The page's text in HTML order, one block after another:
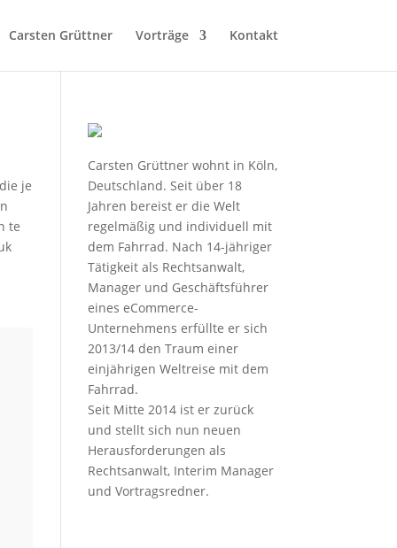
Carsten Grüttner Vorträge Kontakt
je
te
Carsten Grüttner wohnt in Köln,
Deutschland. Seit über 18
Jahren bereist er die Welt
regelmäßig und individuell mit
dem Fahrrad. Nach 14-jähriger
Tätigkeit als Rechtsanwalt,
Manager und Geschäftsführer
eines eCommerce-
Unternehmens erfüllte er sich
2013/14 den Traum einer
einjährigen Weltreise mit dem
Fahrrad.
Seit Mitte 2014 ist er zurück
und stellt sich nun neuen
Herausforderungen als
Rechtsanwalt, Interim Manager
und Vortragsredner.